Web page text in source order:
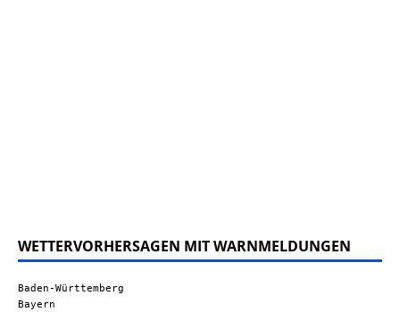
WETTERVORHERSAGEN MIT WARNMELDUNGEN
Baden-Württemberg
Bayern